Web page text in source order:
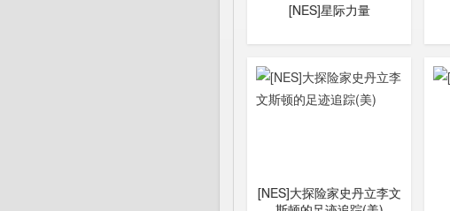
[NES]星际力量
[NES]大探险家史丹立李文